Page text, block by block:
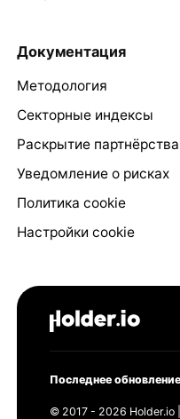
Документация
Методология
Секторные индексы
Раскрытие партнёрства
Уведомление о рисках
Политика cookie
Настройки cookie
Последнее
© 2017 - 2026 Holder.io